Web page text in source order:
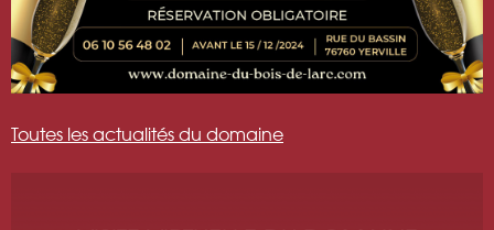
Toutes les actualités du domaine